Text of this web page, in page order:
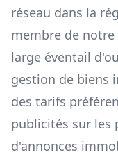
réseau dans la
membre de notre
large éventail
gestion de biens
des tarifs
publicités sur les
d'annonces